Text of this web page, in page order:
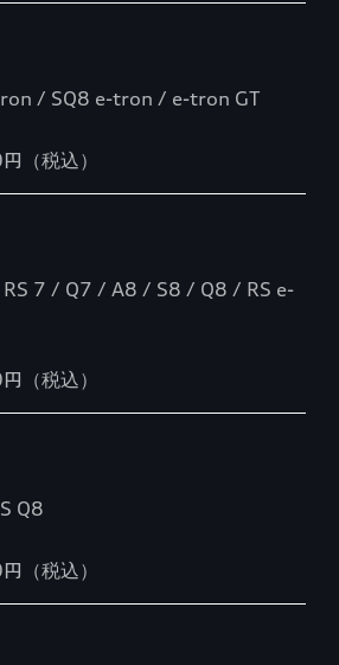
/ SQ8 e-tron / e-tron GT
（税込）
7 / Q7 / A8 / S8 / Q8 / RS e-
（税込）
Q8
（税込）